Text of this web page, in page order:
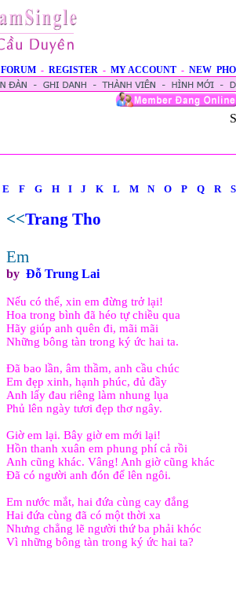
FORUM - REGISTER - MY ACCOUNT - NEW
E F G H I J K L M N O P Q R S
<<Trang Tho
Em
by Ðỗ Trung Lai
Nếu có thể, xin em đừng trở lại!
Hoa trong bình đã héo tự chiều qua
Hãy giúp anh quên đi, mãi mãi
Những bông tàn trong ký ức hai ta.
Đã bao lần, âm thầm, anh cầu chúc
Em đẹp xinh, hạnh phúc, đủ đầy
Anh lấy đau riêng làm nhung lụa
Phủ lên ngày tươi đẹp thơ ngây.
Giờ em lại. Bây giờ em mới lại!
Hồn thanh xuân em phung phí cả rồi
Anh cũng khác. Vâng! Anh giờ cũng khác
Đã có người anh đón để lên ngôi.
Em nước mắt, hai đứa cùng cay đắng
Hai đứa cùng đã có một thời xa
Nhưng chẳng lẽ người thứ ba phải khóc
Vì những bông tàn trong ký ức hai ta?